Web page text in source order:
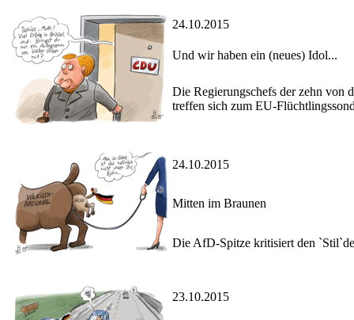
24.10.2015
Und wir haben ein (neues) Idol...
Die Regierungschefs der zehn von
treffen sich zum EU-
24.10.2015
Mitten im Braunen
Die AfD-Spitze kritisiert den
23.10.2015